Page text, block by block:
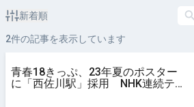
新着順
2件の記事を表示しています
青春18きっぷ、23年夏のポスター
に「西佐川駅」採用 NHK連続テレ